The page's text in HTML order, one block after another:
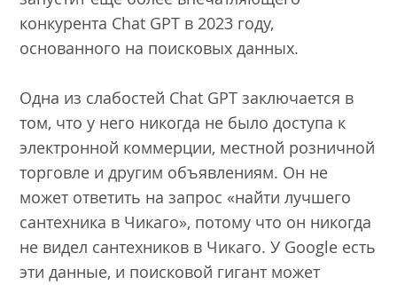
конкурента Chat GPT в 2023 году,
основанного на поисковых данных.
Одна из слабостей Chat GPT заключается в
том, что у него никогда не было доступа к
электронной коммерции, местной розничной
торговле и другим объявлениям. Он не
может ответить на запрос «найти лучшего
сантехника в Чикаго», потому что он никогда
не видел сантехников в Чикаго. У Google есть
эти данные, и поисковой гигант может